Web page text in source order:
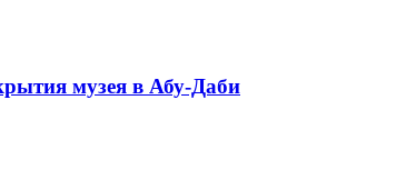
музея в Абу-Даби